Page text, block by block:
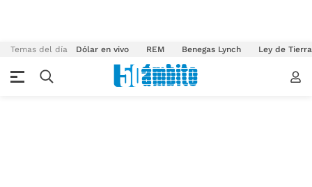
Temas del día Dólar en vivo REM Benegas Lynch Ley de